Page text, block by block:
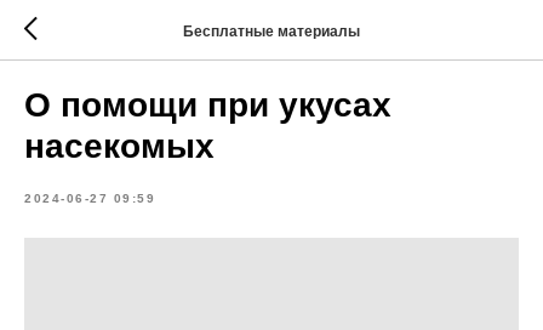
Бесплатные материалы
О помощи при укусах
насекомых
2024-06-27 09:59